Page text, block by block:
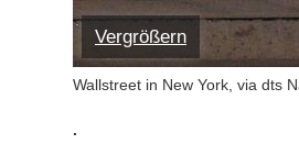
Vergrößern
Wallstreet in New York, via dts
.